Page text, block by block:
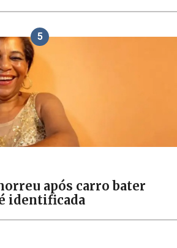
5
após carro bater
identificada